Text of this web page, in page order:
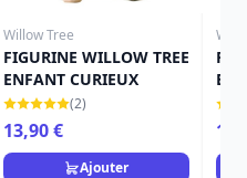
Willow Tree
FIGURINE WILLOW TREE
ENFANT CURIEUX
(2)
13,90 €
Ajouter